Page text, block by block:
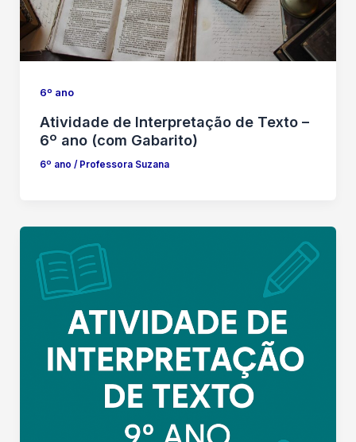
6º ano
Atividade de Interpretação de Texto –
6º ano (com Gabarito)
6º ano / Professora Suzana